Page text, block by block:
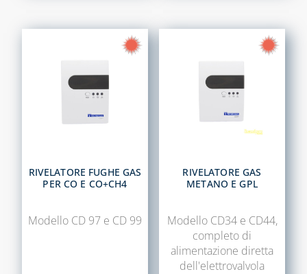
RIVELATORE FUGHE GAS
PER CO E CO+CH4
Modello CD 97 e CD 99
RIVELATORE GAS
METANO E GPL
Modello CD34 e CD44,
completo di
alimentazione diretta
dell'elettrovalvola